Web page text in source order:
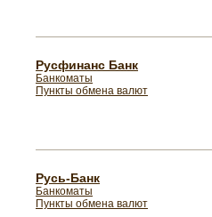
Русфинанс Банк
Банкоматы
Пункты обмена валют
Русь-Банк
Банкоматы
Пункты обмена валют